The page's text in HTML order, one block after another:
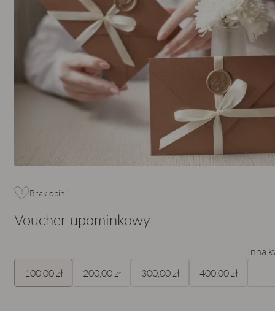
Brak opinii
Voucher upominkowy
100,00 zł 200,00 zł 300,00 zł 400,00 zł
Inna